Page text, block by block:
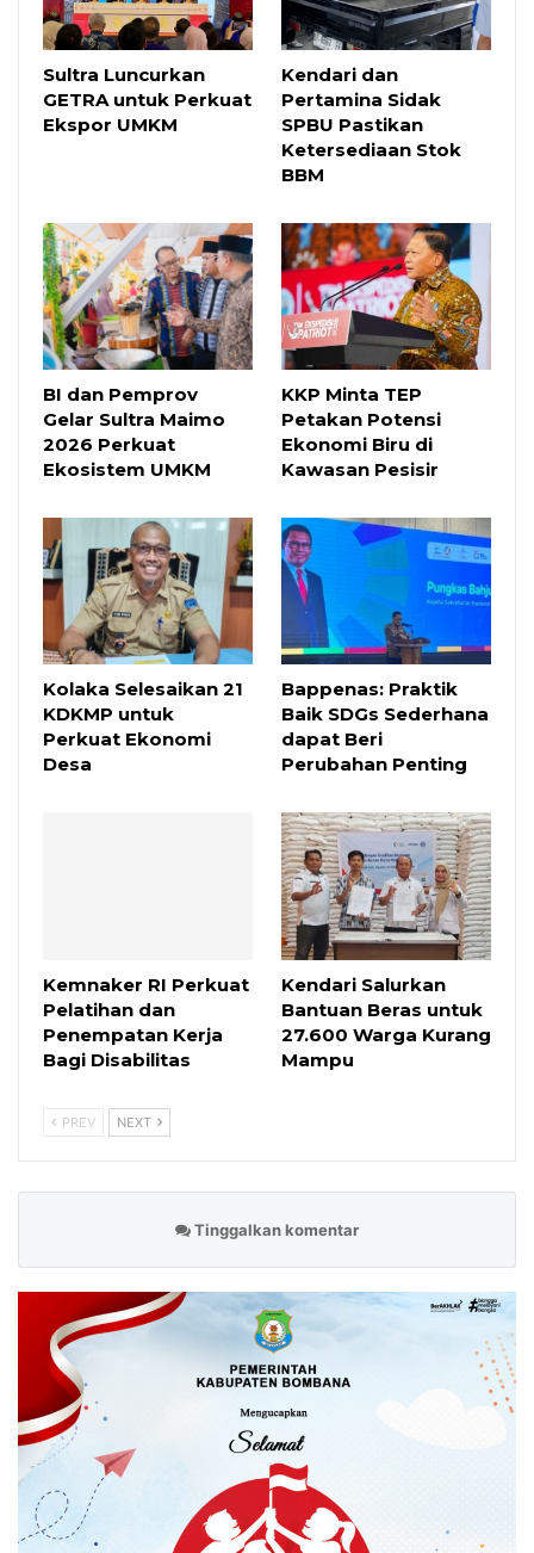
Sultra Luncurkan
GETRA untuk Perkuat
Ekspor UMKM
Kendari dan
Pertamina Sidak
SPBU Pastikan
Ketersediaan Stok
BBM
BI dan Pemprov
Gelar Sultra Maimo
2026 Perkuat
Ekosistem UMKM
KKP Minta TEP
Petakan Potensi
Ekonomi Biru di
Kawasan Pesisir
Kolaka Selesaikan 21
KDKMP untuk
Perkuat Ekonomi
Desa
Bappenas: Praktik
Baik SDGs Sederhana
dapat Beri
Perubahan Penting
Kemnaker RI Perkuat
Pelatihan dan
Penempatan Kerja
Bagi Disabilitas
Kendari Salurkan
Bantuan Beras untuk
27.600 Warga Kurang
Mampu
PREV NEXT
Tinggalkan komentar